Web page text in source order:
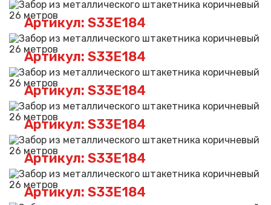
Артикул: S33E184
Артикул: S33E184
Артикул: S33E184
Артикул: S33E184
Артикул: S33E184
Артикул: S33E184